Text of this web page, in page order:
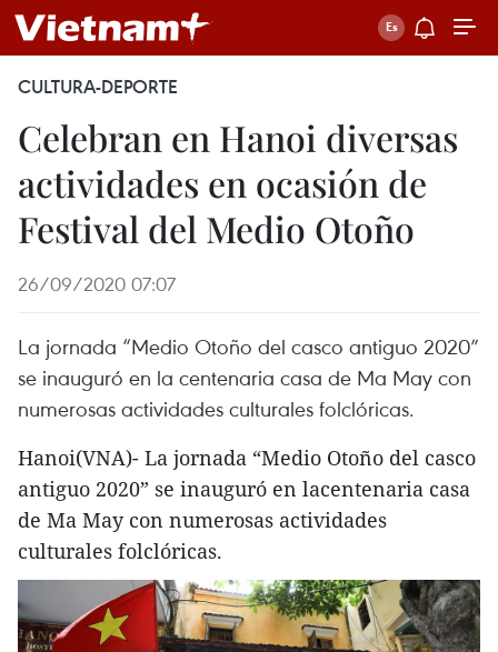
CULTURA-DEPORTE
Celebran en Hanoi diversas
actividades en ocasión de
Festival del Medio Otoño
26/09/2020 07:07
La jornada “Medio Otoño del casco antiguo 2020”
se inauguró en la centenaria casa de Ma May con
numerosas actividades culturales folclóricas.
Hanoi(VNA)- La jornada “Medio Otoño del casco
antiguo 2020” se inauguró en lacentenaria casa
de Ma May con numerosas actividades
culturales folclóricas.